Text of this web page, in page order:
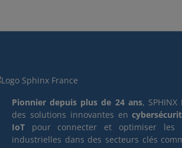
Pionnier depuis plus de 24 ans, SPHINX
des solutions innovantes en
IoT pour connecter et optimiser les
industrielles dans des secteurs clés